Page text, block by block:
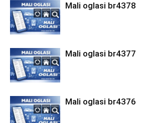
Mali oglasi br4378
Mali oglasi br4377
Mali oglasi br4376